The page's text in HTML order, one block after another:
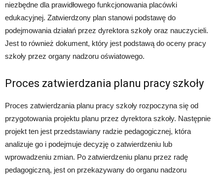
niezbędne dla prawidłowego funkcjonowania placówki
edukacyjnej. Zatwierdzony plan stanowi podstawę do
podejmowania działań przez dyrektora szkoły oraz nauczycieli.
Jest to również dokument, który jest podstawą do oceny pracy
szkoły przez organy nadzoru oświatowego.
Proces zatwierdzania planu pracy szkoły
Proces zatwierdzania planu pracy szkoły rozpoczyna się od
przygotowania projektu planu przez dyrektora szkoły. Następnie
projekt ten jest przedstawiany radzie pedagogicznej, która
analizuje go i podejmuje decyzję o zatwierdzeniu lub
wprowadzeniu zmian. Po zatwierdzeniu planu przez radę
pedagogiczną, jest on przekazywany do organu nadzoru